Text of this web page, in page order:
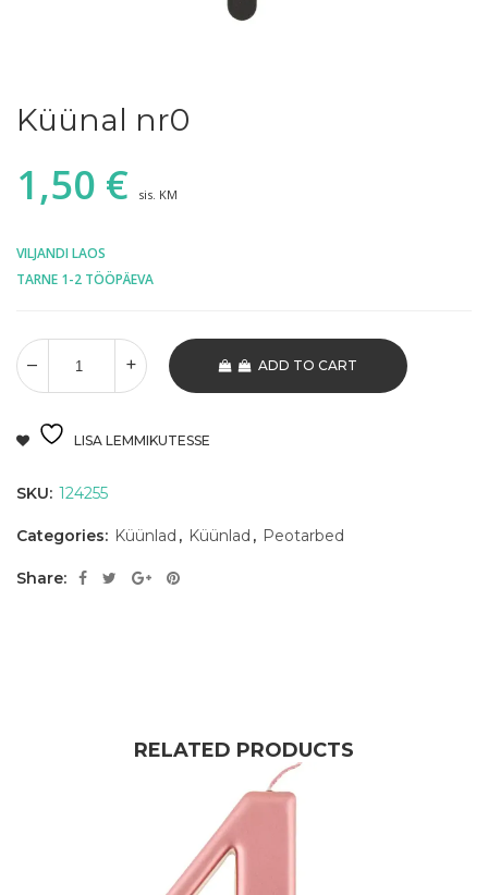
Küünal nr0
1,50 € sis. KM
VILJANDI LAOS
TARNE 1-2 TÖÖPÄEVA
ADD TO CART
LISA LEMMIKUTESSE
SKU: 124255
Categories: Küünlad , Küünlad , Peotarbed
Share:
RELATED PRODUCTS